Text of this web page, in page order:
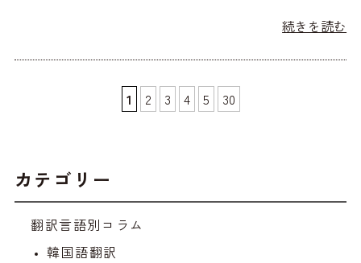
続きを読む
1 2 3 4 5 30
カテゴリー
翻訳言語別コラム
韓国語翻訳